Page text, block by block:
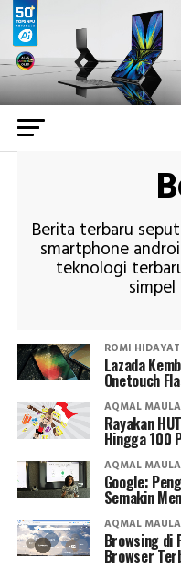
Berita terbaru
smartphone
teknologi
ROMI HIDAYAT
Lazada
Onetouch
AQMAL
Rayakan
Hingga 100
AQMAL
Google:
Semakin
AQMAL
Browsing di
Browser